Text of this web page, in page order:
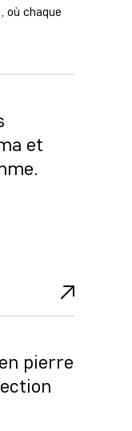
où chaque
et
pierre